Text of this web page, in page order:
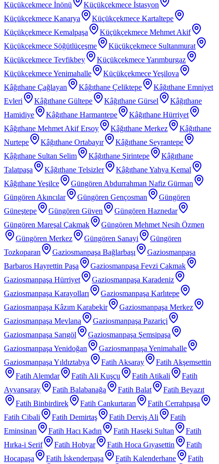
Küçükçekmece İnönü
Küçükçekmece İstasyon
Küçükçekmece Kanarya
Küçükçekmece Kartaltepe
Küçükçekmece Kemalpaşa
Küçükçekmece Mehmet Akif
Küçükçekmece Söğütlüçeşme
Küçükçekmece Sultanmurat
Küçükçekmece Tevfikbey
Küçükçekmece Yarımburgaz
Küçükçekmece Yenimahalle
Küçükçekmece Yeşilova
Kâğıthane Çağlayan
Kâğıthane Çeliktepe
Kâğıthane Emniyet
Evleri
Kâğıthane Gültepe Kâğıthane Gürsel
Kâğıthane
Hamidiye
Kâğıthane Harmantepe
Kâğıthane Hürriyet
Kâğıthane Mehmet Akif Ersoy
Kâğıthane Merkez
Kâğıthane
Nurtepe
Kâğıthane Ortabayır
Kâğıthane Seyrantepe
Kâğıthane Sultan Selim
Kâğıthane Şirintepe
Kâğıthane
Talatpaşa
Kâğıthane Telsizler
Kâğıthane Yahya Kemal
Kâğıthane Yeşilce
Güngören Abdurrahman Nafiz Gürman
Güngören Akıncılar
Güngören Gençosman
Güngören
Güneştepe
Güngören Güven
Güngören Haznedar
Güngören Mareşal Çakmak
Güngören Mehmet Nesih Özmen
Güngören Merkez
Güngören Sanayi
Güngören
Tozkoparan
Gaziosmanpaşa Bağlarbaşı
Gaziosmanpaşa
Barbaros Hayrettin Paşa
Gaziosmanpaşa Fevzi Çakmak
Gaziosmanpaşa Hürriyet
Gaziosmanpaşa Karadeniz
Gaziosmanpaşa Karayolları
Gaziosmanpaşa Karlıtepe
Gaziosmanpaşa Kâzım Karabekir
Gaziosmanpaşa Merkez
Gaziosmanpaşa Mevlana
Gaziosmanpaşa Pazariçi
Gaziosmanpaşa Sarıgöl
Gaziosmanpaşa Şemsipaşa
Gaziosmanpaşa Yenidoğan
Gaziosmanpaşa Yenimahalle
Gaziosmanpaşa Yıldıztabya
Fatih Aksaray
Fatih Akşemsettin
Fatih Alemdar
Fatih Ali Kuşçu Fatih Atikali
Fatih
Ayvansaray
Fatih Balabanağa Fatih Balat
Fatih Beyazıt
Fatih Binbirdirek
Fatih Cankurtaran
Fatih Cerrahpaşa
Fatih Cibali
Fatih Demirtaş Fatih Derviş Ali
Fatih
Eminsinan
Fatih Hacı Kadın Fatih Haseki Sultan
Fatih
Hırka-i Şerif
Fatih Hobyar Fatih Hoca Gıyasettin
Fatih
Hocapaşa
Fatih İskenderpaşa Fatih Kalenderhane Fatih